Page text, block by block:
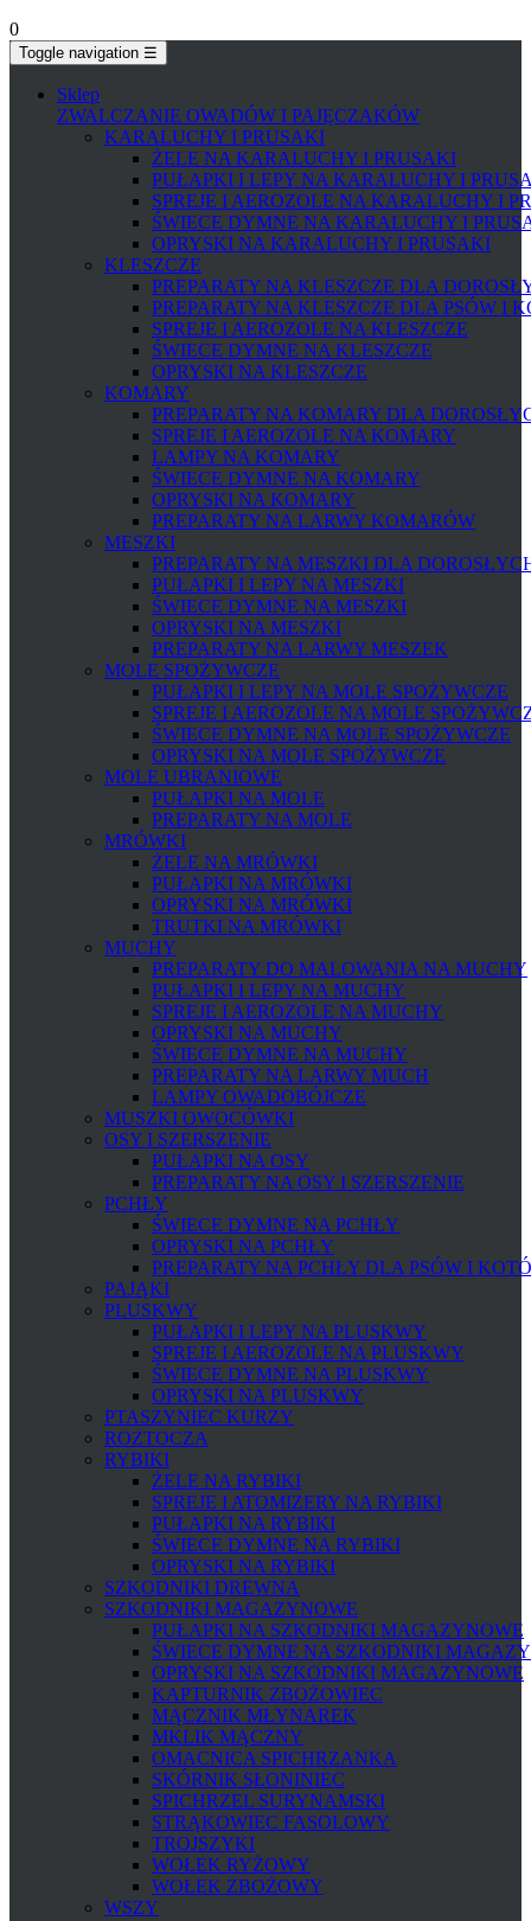
0
Toggle navigation ☰
Sklep
ZWALCZANIE OWADÓW I PAJĘCZAKÓW
KARALUCHY I PRUSAKI
ŻELE NA KARALUCHY I PRUSAKI
PUŁAPKI I LEPY NA KARALUCHY I
SPREJE I AEROZOLE NA KARALUCHY I
ŚWIECE DYMNE NA KARALUCHY I
OPRYSKI NA KARALUCHY I PRUSAKI
KLESZCZE
PREPARATY NA KLESZCZE DLA
PREPARATY NA KLESZCZE DLA PSÓW I
SPREJE I AEROZOLE NA KLESZCZE
ŚWIECE DYMNE NA KLESZCZE
OPRYSKI NA KLESZCZE
KOMARY
PREPARATY NA KOMARY DLA
SPREJE I AEROZOLE NA KOMARY
LAMPY NA KOMARY
ŚWIECE DYMNE NA KOMARY
OPRYSKI NA KOMARY
PREPARATY NA LARWY KOMARÓW
MESZKI
PREPARATY NA MESZKI DLA
PUŁAPKI I LEPY NA MESZKI
ŚWIECE DYMNE NA MESZKI
OPRYSKI NA MESZKI
PREPARATY NA LARWY MESZEK
MOLE SPOŻYWCZE
PUŁAPKI I LEPY NA MOLE SPOŻYWCZE
SPREJE I AEROZOLE NA MOLE
ŚWIECE DYMNE NA MOLE SPOŻYWCZE
OPRYSKI NA MOLE SPOŻYWCZE
MOLE UBRANIOWE
PUŁAPKI NA MOLE
PREPARATY NA MOLE
MRÓWKI
ŻELE NA MRÓWKI
PUŁAPKI NA MRÓWKI
OPRYSKI NA MRÓWKI
TRUTKI NA MRÓWKI
MUCHY
PREPARATY DO MALOWANIA NA MUCHY
PUŁAPKI I LEPY NA MUCHY
SPREJE I AEROZOLE NA MUCHY
OPRYSKI NA MUCHY
ŚWIECE DYMNE NA MUCHY
PREPARATY NA LARWY MUCH
LAMPY OWADOBÓJCZE
MUSZKI OWOCÓWKI
OSY I SZERSZENIE
PUŁAPKI NA OSY
PREPARATY NA OSY I SZERSZENIE
PCHŁY
ŚWIECE DYMNE NA PCHŁY
OPRYSKI NA PCHŁY
PREPARATY NA PCHŁY DLA PSÓW I
PAJĄKI
PLUSKWY
PUŁAPKI I LEPY NA PLUSKWY
SPREJE I AEROZOLE NA PLUSKWY
ŚWIECE DYMNE NA PLUSKWY
OPRYSKI NA PLUSKWY
PTASZYNIEC KURZY
ROZTOCZA
RYBIKI
ŻELE NA RYBIKI
SPREJE I ATOMIZERY NA RYBIKI
PUŁAPKI NA RYBIKI
ŚWIECE DYMNE NA RYBIKI
OPRYSKI NA RYBIKI
SZKODNIKI DREWNA
SZKODNIKI MAGAZYNOWE
PUŁAPKI NA SZKODNIKI MAGAZYNOWE
ŚWIECE DYMNE NA SZKODNIKI
OPRYSKI NA SZKODNIKI MAGAZYNOWE
KAPTURNIK ZBOŻOWIEC
MĄCZNIK MŁYNAREK
MKLIK MĄCZNY
OMACNICA SPICHRZANKA
SKÓRNIK SŁONINIEC
SPICHRZEL SURYNAMSKI
STRĄKOWIEC FASOLOWY
TROJSZYKI
WOŁEK RYŻOWY
WOŁEK ZBOŻOWY
WSZY